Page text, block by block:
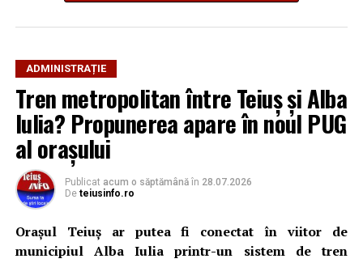
ADMINISTRAȚIE
Tren metropolitan între Teiuș și Alba
Iulia? Propunerea apare în noul PUG
al orașului
Publicat acum o săptămână în 28.07.2026
De teiusinfo.ro
Orașul Teiuș ar putea fi conectat în viitor de
municipiul Alba Iulia printr-un sistem de tren